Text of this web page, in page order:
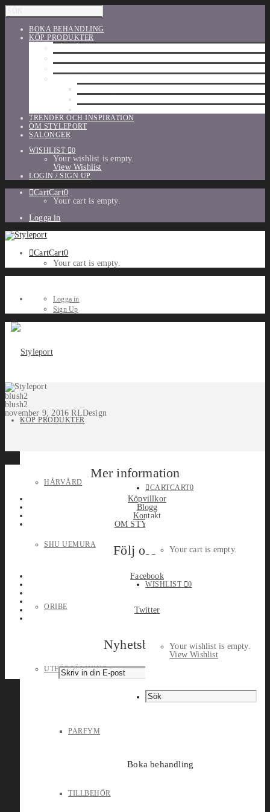
BOKA BEHANDLING
KÖP PRODUKTER
TRENDER OCH INSPIRATION
OM STYLEPORT
SALONGER
WISHLIST
0
Your wishlist is empty.
View Wishlist
LOGIN / SIGN UP
CartCart0
Your cart is empty.
Logga in
CartCart0
Your cart is empty.
Logga in
Sign Up
KÖP PRODUKTER
HÅRVÅRD
SHU UEMURA
ORIBE
UTFÖRSÄLJNING
PARFYM
TILLBEHÖR
CARTCART0
Your cart is empty.
WISHLIST 0
Your wishlist is empty.
View Wishlist
Boka behandling
blush2
blush2
november 9, 2016 RLDesign
Mer information
Köpvillkor
Blogg
Kontakt
OM STYLEPORT
Följ oss
Facebook
Twitter
Nyhetsbrev